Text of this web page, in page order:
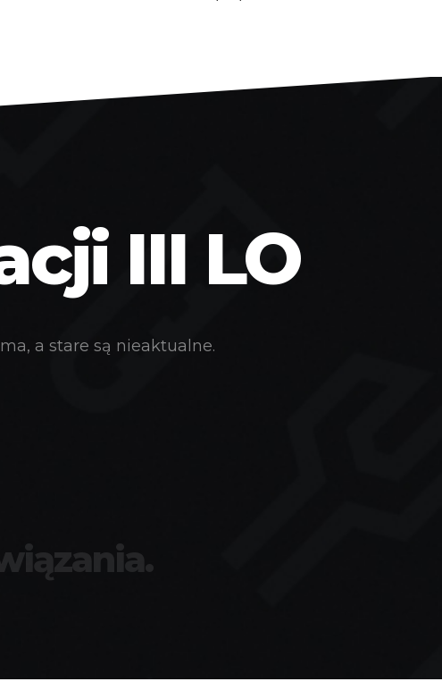
III LO
a stare są nieaktualne.